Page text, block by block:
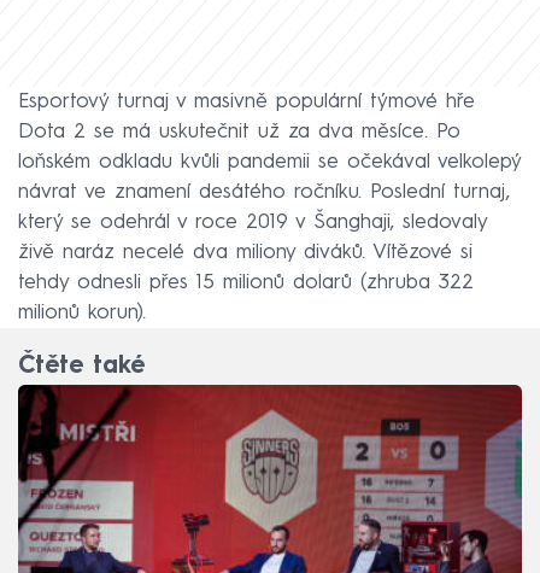
Esportový turnaj v masivně populární týmové hře
Dota 2 se má uskutečnit už za dva měsíce. Po
loňském odkladu kvůli pandemii se očekával velkolepý
návrat ve znamení desátého ročníku. Poslední turnaj,
který se odehrál v roce 2019 v Šanghaji, sledovaly
živě naráz necelé dva miliony diváků. Vítězové si
tehdy odnesli přes 15 milionů dolarů (zhruba 322
milionů korun).
Čtěte také